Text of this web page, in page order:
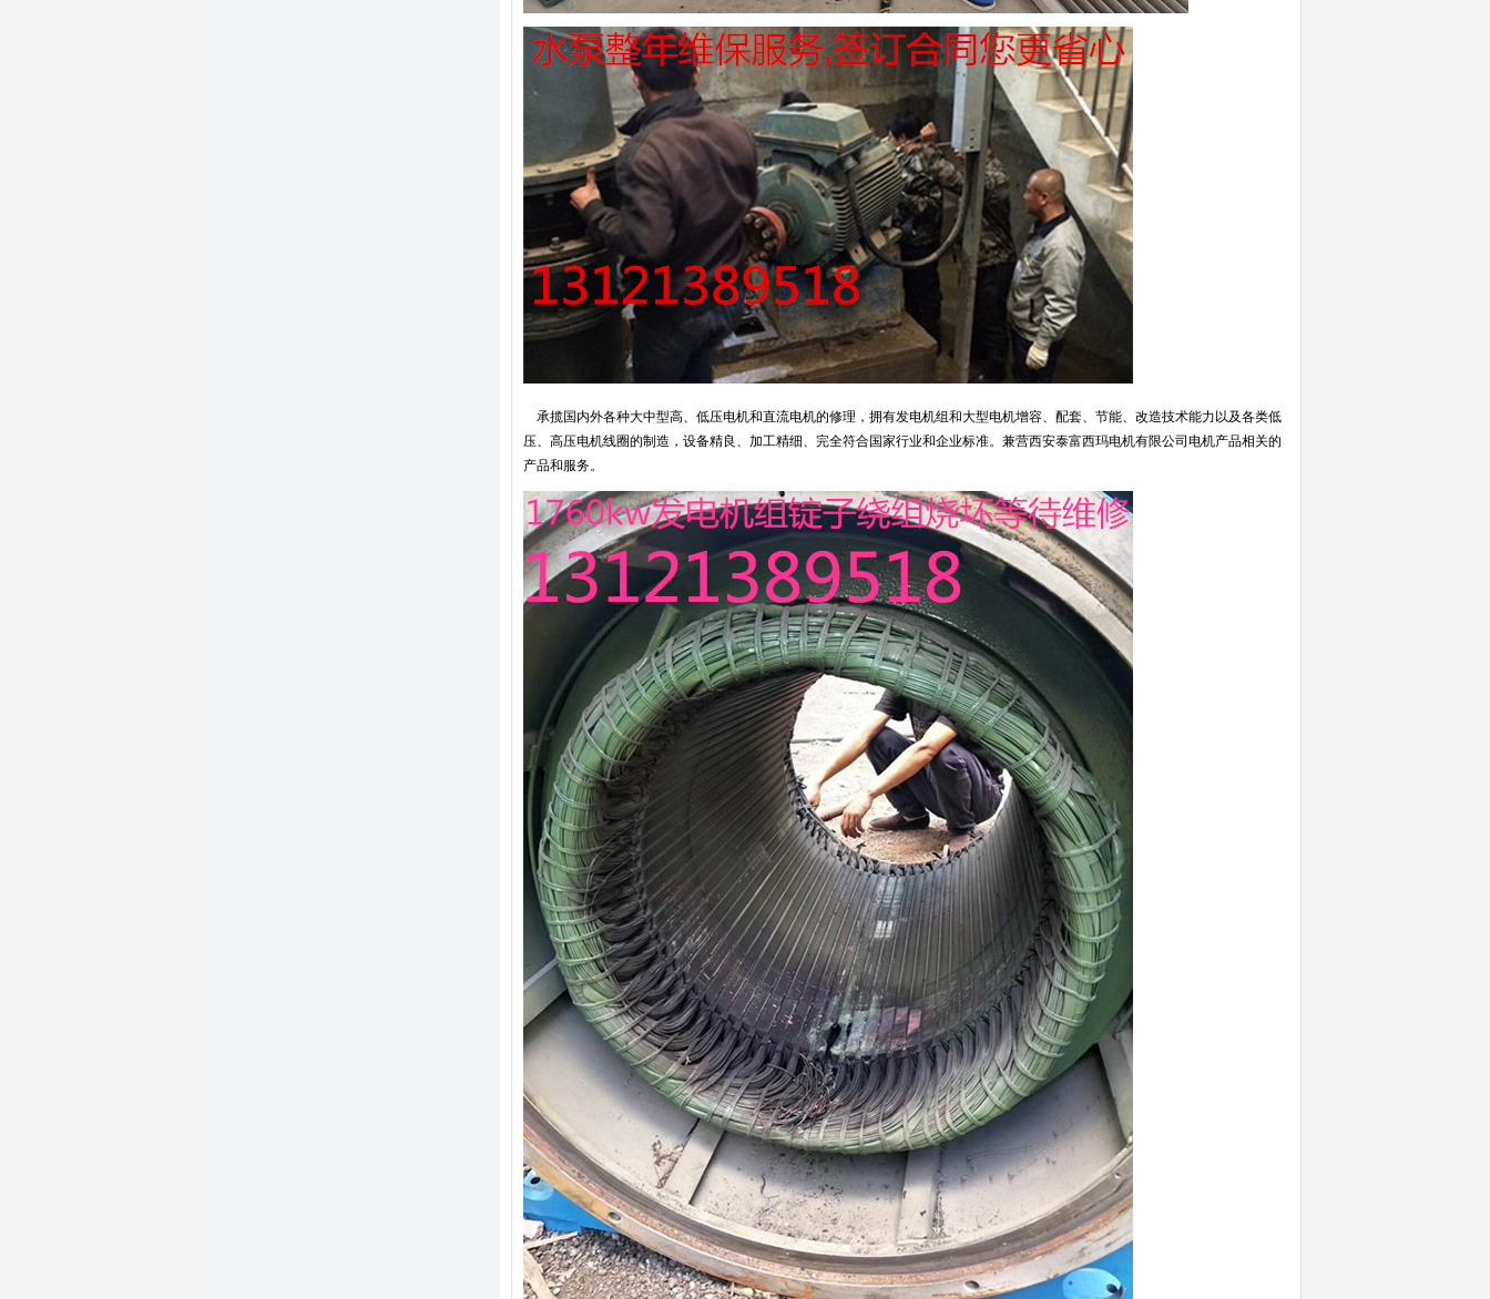
承揽国内外各种大中型高、低压电机和直流电机的修理，拥有发电机组和大型电机增容、配套、节能、改造技术能力以及各类低
压、高压电机线圈的制造，设备精良、加工精细、完全符合国家行业和企业标准。兼营西安泰富西玛电机有限公司电机产品相关的
产品和服务。